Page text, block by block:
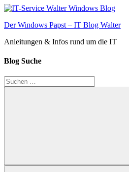
Zum
springen
Der Windows Papst – IT Blog Walter
Anleitungen & Infos rund um die IT
Blog Suche
Suchen
nach:
Suchen